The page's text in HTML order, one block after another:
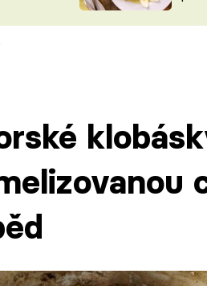
VYCHYTÁVKY